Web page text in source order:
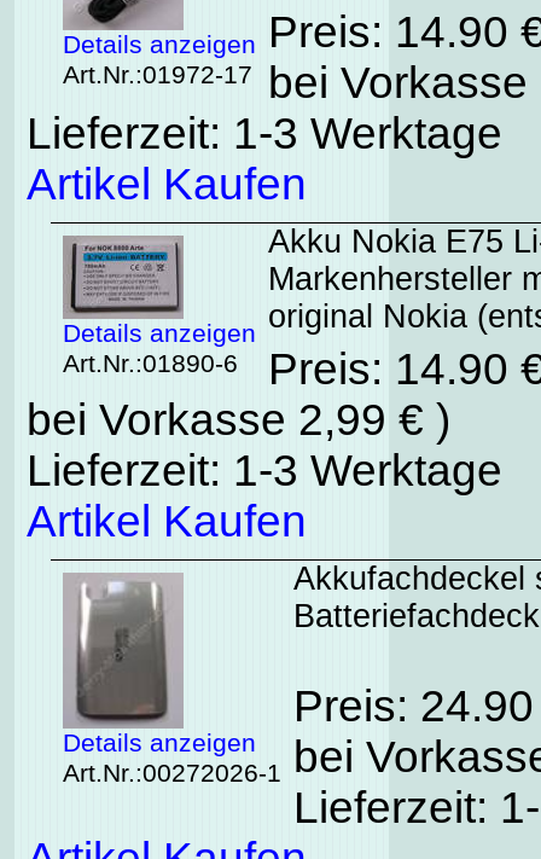
Details anzeigen
Art.Nr.:01972-17
Preis: 14.90
bei
Lieferzeit: 1-3 Werktage
Artikel Kaufen
Details anzeigen
Art.Nr.:01890-6
Akku Nokia E75
Markenhersteller
original Nokia
Preis: 14.90
bei Vorkasse 2,99 € )
Lieferzeit: 1-3 Werktage
Artikel Kaufen
Details anzeigen
Art.Nr.:00272026-1
Akkufachdeckel
Preis:
bei
Lieferzeit: